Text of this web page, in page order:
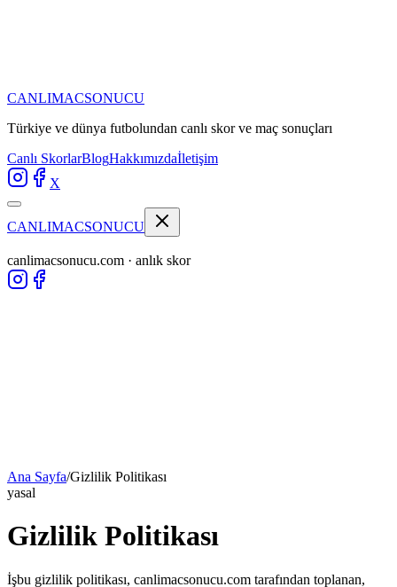
CANLIMACSONUCU
Türkiye ve dünya futbolundan canlı skor ve maç sonuçları
Canlı SkorlarBlogHakkımızdaİletişim
X
CANLIMACSONUCU
canlimacsonucu.com · anlık skor
Ana Sayfa/Gizlilik Politikası
yasal
Gizlilik Politikası
İşbu gizlilik politikası, canlimacsonucu.com tarafından toplanan,